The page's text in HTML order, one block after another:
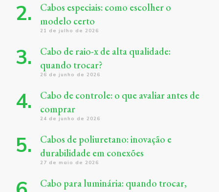
Cabos especiais: como escolher o
modelo certo
21 de julho de 2026
Cabo de raio-x de alta qualidade:
quando trocar?
26 de junho de 2026
Cabo de controle: o que avaliar antes de
comprar
24 de junho de 2026
Cabos de poliuretano: inovação e
durabilidade em conexões
27 de maio de 2026
Cabo para luminária: quando trocar,